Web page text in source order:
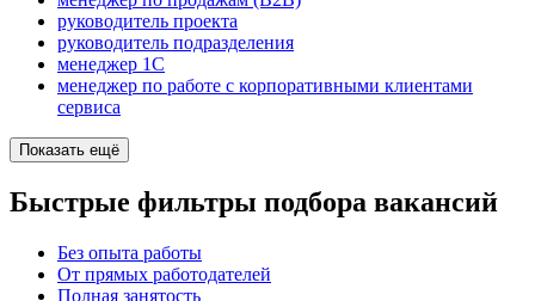
руководитель проекта
руководитель подразделения
менеджер 1С
менеджер по работе с корпоративными клиентами
сервиса
Показать ещё
Быстрые фильтры подбора вакансий
Без опыта работы
От прямых работодателей
Полная занятость